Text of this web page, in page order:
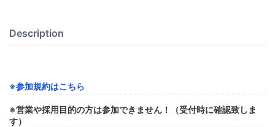
Description
※参加規約はこちら
※営業や採用目的の方は参加できません！（受付時に確認致しま
す）